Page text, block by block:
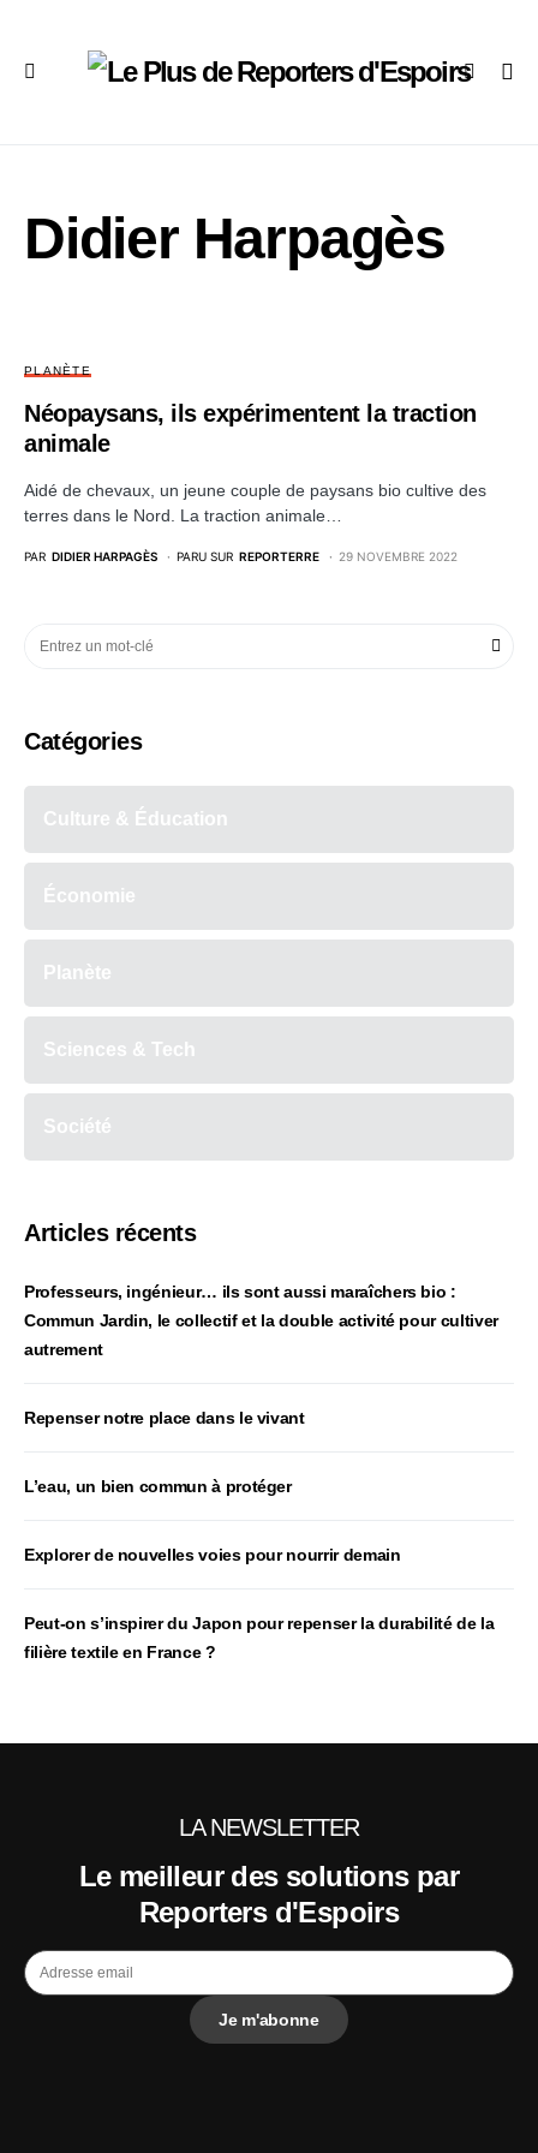
Didier Harpagès
PLANÈTE
Néopaysans, ils expérimentent la traction
animale
Aidé de chevaux, un jeune couple de paysans bio cultive des
terres dans le Nord. La traction animale…
PAR DIDIER HARPAGÈS PARU SUR REPORTERRE 29 NOVEMBRE 2022
Catégories
Culture & Éducation
Économie
Planète
Sciences & Tech
Société
Articles récents
Professeurs, ingénieur… ils sont aussi maraîchers bio :
Commun Jardin, le collectif et la double activité pour cultiver
autrement
Repenser notre place dans le vivant
L’eau, un bien commun à protéger
Explorer de nouvelles voies pour nourrir demain
Peut‑on s’inspirer du Japon pour repenser la durabilité de la
filière textile en France ?
LA NEWSLETTER
Le meilleur des solutions par
Reporters d'Espoirs